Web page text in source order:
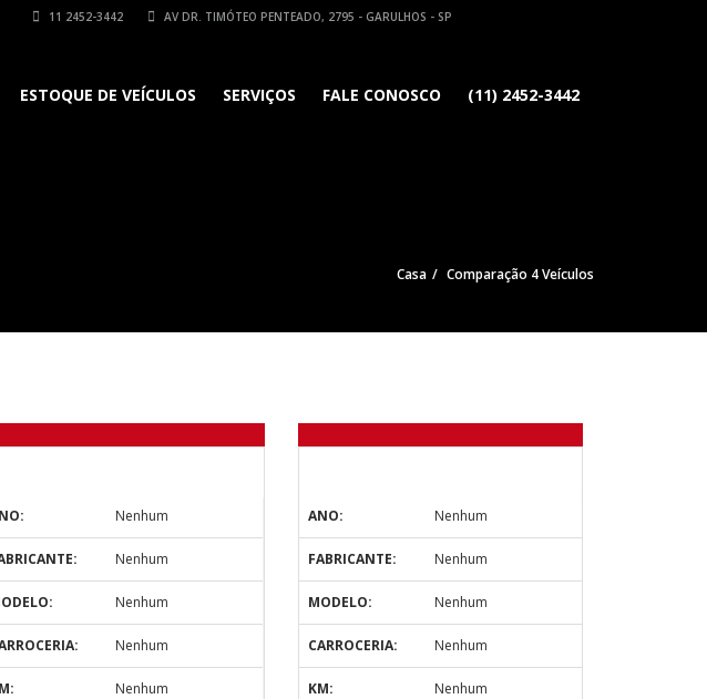
11 2452-3442 AV DR. TIMÓTEO PENTEADO, 2795 - GARULHOS - SP
ESTOQUE DE VEÍCULOS SERVIÇOS FALE CONOSCO (11) 2452-3442
Casa Comparação 4 Veículos
Nenhum
Nenhum
Nenhum
Nenhum
Nenhum
ANO: Nenhum
FABRICANTE: Nenhum
MODELO: Nenhum
CARROCERIA: Nenhum
KM: Nenhum